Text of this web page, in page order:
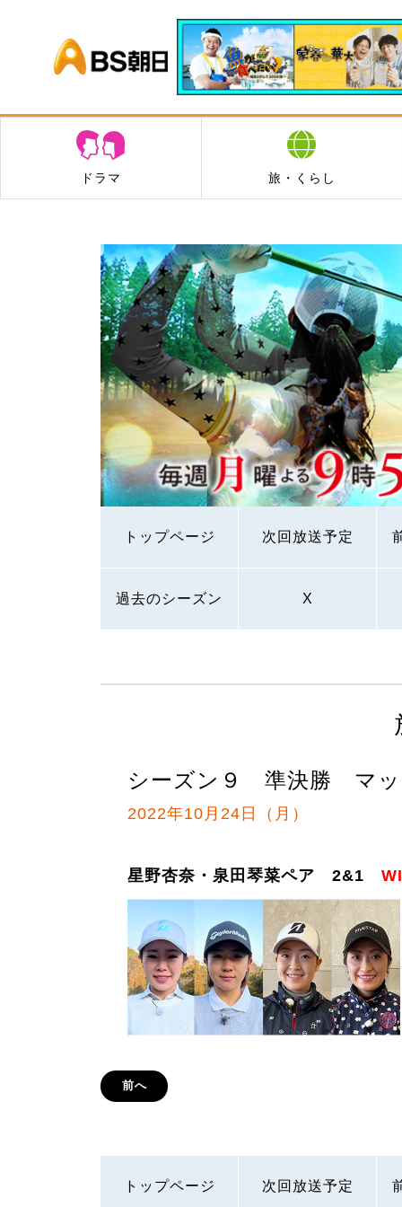
BS朝日
ドラマ 旅・くらし
トップページ 次回放送予定
過去のシーズン X
シーズン９ 準決勝 マッ
2022年10月24日（月）
星野杏奈・泉田琴菜ペア 2&1
前へ
トップページ 次回放送予定